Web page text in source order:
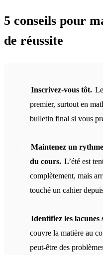
5 conseils pour
de réussite
Inscrivez-vous tôt.
premier, surtout en
bulletin final si vous
Maintenez un
du cours. L’été est
complètement, mais
touché un cahier
Identifiez les lacunes
couvre la matière au
peut-être des